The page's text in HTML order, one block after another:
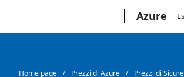
Azure
Home page Prezzi di Azure Prezzi di